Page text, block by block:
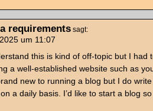
requirements sagt:
um 11:07
this is kind of off-topic but I had
a well-established website such as
new to running a blog but I do write
a daily basis. I’d like to start a blog